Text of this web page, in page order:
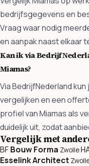
bedrijfsgegevens en
Vraag waar nodig
en aanpak naast elkaar
Kan ik via
Miamas?
Via BedrijfNederland
vergelijken en een
profiel van Miamas als
duidelijk uit, zodat
Vergelijk met
BFBouw Forma Zwolle
Esselink Architect